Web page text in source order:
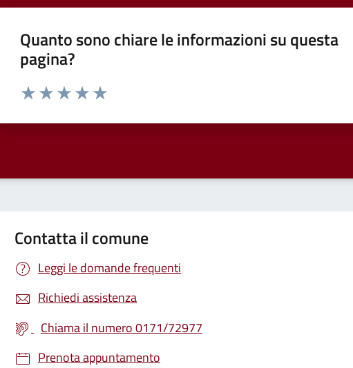
Quanto sono chiare le informazioni su questa
pagina?
Valuta da 1 a 5 stelle la pagina
Contatta il comune
Leggi le domande frequenti
Richiedi assistenza
Chiama il numero 0171/72977
Prenota appuntamento